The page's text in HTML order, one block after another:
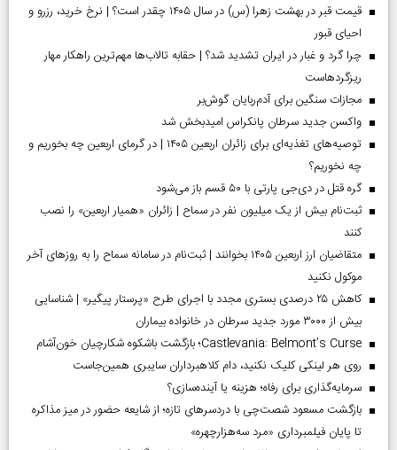
قیمت قبر در بهشت زهرا (س) در سال ۱۴۰۵ چقدر است؟ | نرخ خرید، رزرو و
احیای قبور
چرا گرد و غبار در ایران تشدید شد؟ | حقابه تالاب‌ها مهم‌ترین راهکار مهار
ریزگردهاست
مجازات سنگین برای آدم‌ربایان گوش‌بر
واکسن جدید سرطان پانکراس امیدبخش شد
توصیه‌های تغذیه‌ای برای زائران اربعین ۱۴۰۵ | در گرمای اربعین چه بخوریم و
چه نخوریم؟
گره قتل در دی‌جی پارتی با ۵۰ قسم باز می‌شود
ثبت‌نام بیش از یک میلیون نفر در سماح | زائران «همیار اربعین» را نصب
کنند
متقاضیان ارز اربعین ۱۴۰۵ بخوانند | ثبت‌نام در سامانه سماح را به روز‌های آخر
موکول نکنید
کاهش ۲۵ درصدی بستری مجدد با اجرای طرح «پرستار پیگیر» | شناسایی
بیش از ۳۰۰۰ مورد جدید سرطان در خانواده بیماران
Castlevania: Belmont’s Curse؛ بازگشت باشکوه شکارچیان خون‌آشام
روی هر لینکی کلیک نکنید، دام کلاهبرداران سایبری همین‌جاست
سرمایه‌گذاری برای رفاه؛ هزینه یا آینده‌سازی؟
بازگشت مسعود شصت‌چی با دردسر‌های تازه؛ از شایعه حضور در میز مذاکره
تا پایان فیلمبرداری «مرد سه‌هزارچهره»